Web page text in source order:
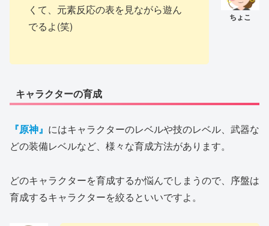
くて、元素反応の表を見ながら遊ん
でるよ(笑)
キャラクターの育成
『原神』 にはキャラクターのレベルや技のレベル、武器な
どの装備レベルなど、様々な育成方法があります。
どのキャラクターを育成するか悩んでしまうので、序盤は
育成するキャラクターを絞るといいですよ。